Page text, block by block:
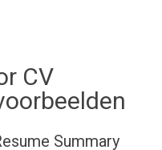
CV
Summary